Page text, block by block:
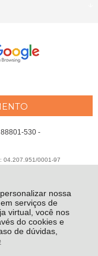
nossa
serviços de
virtual, você nos
do cookies e
de dúvidas,
530 -
04.207.951/0001-97